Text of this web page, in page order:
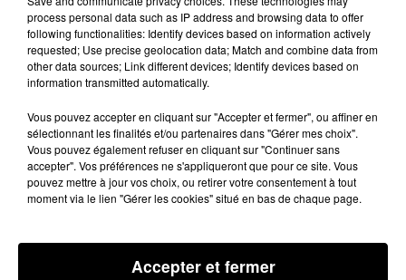
100%
Les infos du grand Toulouse du 13/05/2026 à
13 mai 2026 - 3 min 10 sec
LES INFOS DU GRAND TOULOUSE DU
13/05/2026 À 12H00
Podcasts infos du grand Toulouse
process personal data such as IP address and browsing data to offer
following functionalities: Identify devices based on information actively
requested; Use precise geolocation data; Match and combine data from
other data sources; Link different devices; Identify devices based on
information transmitted automatically.
Vous pouvez accepter en cliquant sur "Accepter et fermer", ou affiner en
sélectionnant les finalités et/ou partenaires dans "Gérer mes choix".
Vous pouvez également refuser en cliquant sur "Continuer sans
accepter". Vos préférences ne s'appliqueront que pour ce site. Vous
pouvez mettre à jour vos choix, ou retirer votre consentement à tout
moment via le lien "Gérer les cookies" situé en bas de chaque page.
Accepter et fermer